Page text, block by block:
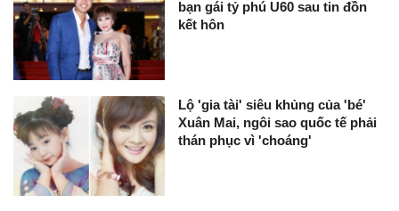
bạn gái tỷ phú U60 sau tin đồn
kết hôn
Lộ 'gia tài' siêu khủng của 'bé'
Xuân Mai, ngôi sao quốc tế phải
thán phục vì 'choáng'